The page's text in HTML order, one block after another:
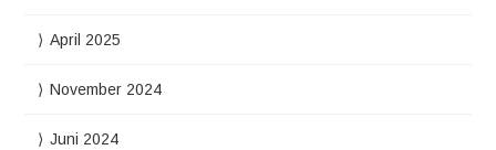
April 2025
November 2024
Juni 2024